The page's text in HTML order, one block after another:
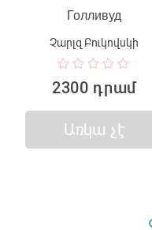
Голливуд
Չարլզ Բուկովսկի
2300 դրամ
Առկա չէ